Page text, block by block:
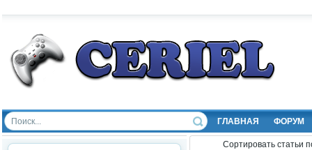
ГЛАВНАЯ ФОРУМ
Сортировать статьи